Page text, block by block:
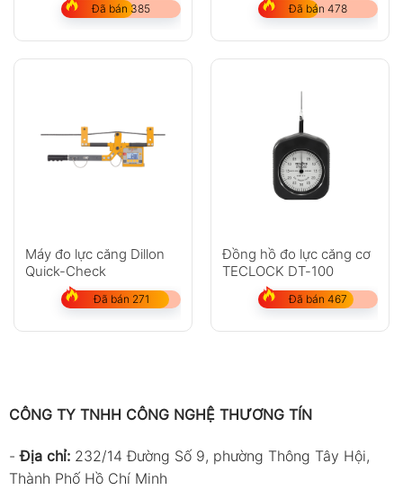
Đã bán 385 Đã bán 478
Máy đo lực căng Dillon
Quick-Check
Đã bán 271
Đồng hồ đo lực căng cơ
TECLOCK DT-100
Đã bán 467
CÔNG TY TNHH CÔNG NGHỆ THƯƠNG TÍN
-Địa chỉ: 232/14 Đường Số 9, phường Thông Tây Hội,
Thành Phố Hồ Chí Minh